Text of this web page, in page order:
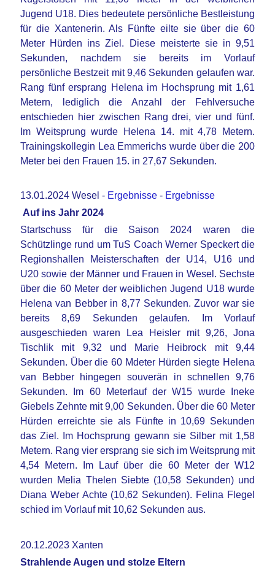
Jugend U18. Dies bedeutete persönliche Bestleistung
für die Xantenerin. Als Fünfte eilte sie über die 60
Meter Hürden ins Ziel. Diese meisterte sie in 9,51
Sekunden, nachdem sie bereits im Vorlauf
persönliche Bestzeit mit 9,46 Sekunden gelaufen war.
Rang fünf ersprang Helena im Hochsprung mit 1,61
Metern, lediglich die Anzahl der Fehlversuche
entschieden hier zwischen Rang drei, vier und fünf.
Im Weitsprung wurde Helena 14. mit 4,78 Metern.
Trainingskollegin Lea Emmerichs wurde über die 200
Meter bei den Frauen 15. in 27,67 Sekunden.
13.01.2024 Wesel - Ergebnisse - Ergebnisse
Auf ins Jahr 2024
Startschuss für die Saison 2024 waren die
Schützlinge rund um TuS Coach Werner Speckert die
Regionshallen Meisterschaften der U14, U16 und
U20 sowie der Männer und Frauen in Wesel. Sechste
über die 60 Meter der weiblichen Jugend U18 wurde
Helena van Bebber in 8,77 Sekunden. Zuvor war sie
bereits 8,69 Sekunden gelaufen. Im Vorlauf
ausgeschieden waren Lea Heisler mit 9,26, Jona
Tischlik mit 9,32 und Marie Heibrock mit 9,44
Sekunden. Über die 60 Mdeter Hürden siegte Helena
van Bebber hingegen souverän in schnellen 9,76
Sekunden. Im 60 Meterlauf der W15 wurde Ineke
Giebels Zehnte mit 9,00 Sekunden. Über die 60 Meter
Hürden erreichte sie als Fünfte in 10,69 Sekunden
das Ziel. Im Hochsprung gewann sie Silber mit 1,58
Metern. Rang vier ersprang sie sich im Weitsprung mit
4,54 Metern. Im Lauf über die 60 Meter der W12
wurden Melia Thelen Siebte (10,58 Sekunden) und
Diana Weber Achte (10,62 Sekunden). Felina Flegel
schied im Vorlauf mit 10,62 Sekunden aus.
20.12.2023 Xanten
Strahlende Augen und stolze Eltern